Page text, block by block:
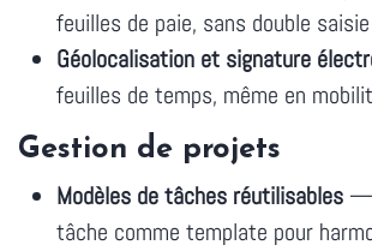
feuilles de paie, sans double saisie
Géolocalisation et signature
feuilles de temps, même en
Gestion de projets
Modèles de tâches réutilisables —
tâche comme template pour